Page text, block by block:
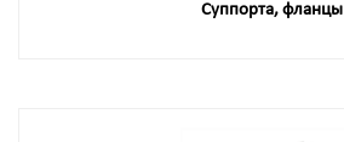
Суппорта, фланцы